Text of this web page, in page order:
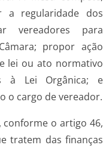
a regularidade dos
vereadores para
propor ação
lei ou ato normativo
à Lei Orgânica; e
o cargo de vereador.
conforme o artigo 46,
tratem das finanças